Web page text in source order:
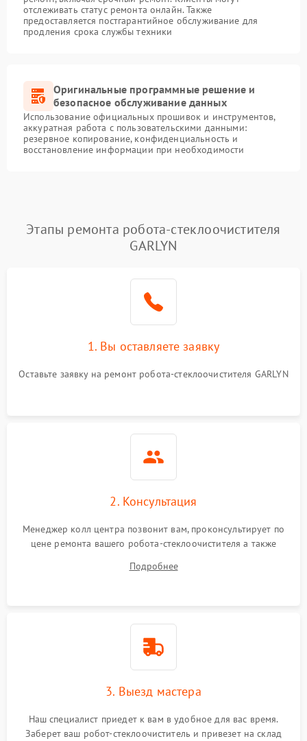
отслеживать статус ремонта онлайн. Также
предоставляется постгарантийное обслуживание для
продления срока службы техники
Оригинальные программные решение и
безопасное обслуживание данных
Использование официальных прошивок и инструментов,
аккуратная работа с пользовательскими данными:
резервное копирование, конфиденциальность и
восстановление информации при необходимости
Этапы ремонта робота-стеклоочистителя
GARLYN
1. Вы оставляете заявку
Оставьте заявку на ремонт робота-стеклоочистителя GARLYN
2. Консультация
Менеджер колл центра позвонит вам, проконсультирует по
цене ремонта вашего робота-стеклоочистителя а также
Подробнее
3. Выезд мастера
Наш специалист приедет к вам в удобное для вас время.
Заберет ваш робот-стеклоочиститель и привезет на склад